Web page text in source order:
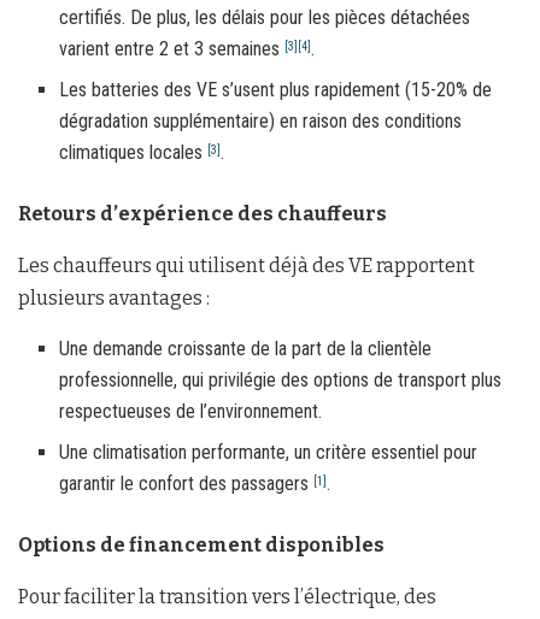
certifiés. De plus, les délais pour les pièces détachées
varient entre 2 et 3 semaines
[3] [4] .
Les batteries des VE s’usent plus rapidement (15-20% de
dégradation supplémentaire) en raison des conditions
climatiques locales
[3] .
Retours d’expérience des chauffeurs
Les chauffeurs qui utilisent déjà des VE rapportent
plusieurs avantages :
Une demande croissante de la part de la clientèle
professionnelle, qui privilégie des options de transport plus
respectueuses de l’environnement.
Une climatisation performante, un critère essentiel pour
garantir le confort des passagers
[1] .
Options de financement disponibles
Pour faciliter la transition vers l’électrique, des